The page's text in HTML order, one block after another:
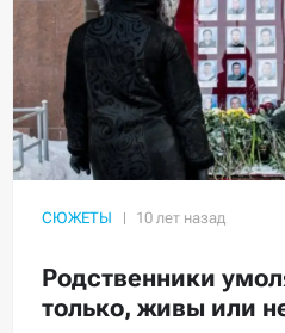
СЮЖЕТЫ
Родственники
только, живы или